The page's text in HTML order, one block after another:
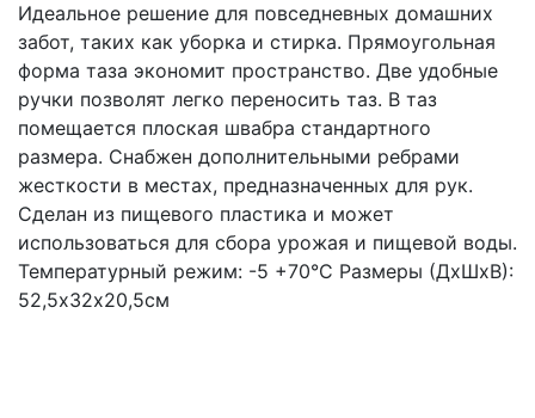
Идеальное решение для повседневных домашних
забот, таких как уборка и стирка. Прямоугольная
форма таза экономит пространство. Две удобные
ручки позволят легко переносить таз. В таз
помещается плоская швабра стандартного
размера. Снабжен дополнительными ребрами
жесткости в местах, предназначенных для рук.
Сделан из пищевого пластика и может
использоваться для сбора урожая и пищевой воды.
Температурный режим: -5 +70°С Размеры (ДхШхВ):
52,5х32х20,5см